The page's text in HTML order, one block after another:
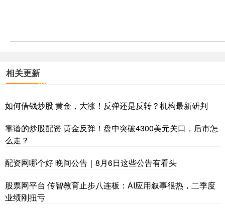
相关更新
如何借钱炒股 黄金，大涨！反弹还是反转？机构最新研判
靠谱的炒股配资 黄金反弹！盘中突破4300美元关口，后市怎
么走？
配资网哪个好 晚间公告｜8月6日这些公告有看头
股票网平台 传智教育止步八连板：AI应用叙事很热，二季度
业绩刚扭亏